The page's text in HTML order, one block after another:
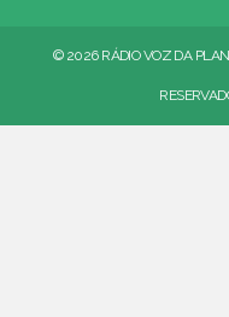
© 2026 RÁDIO VOZ DA